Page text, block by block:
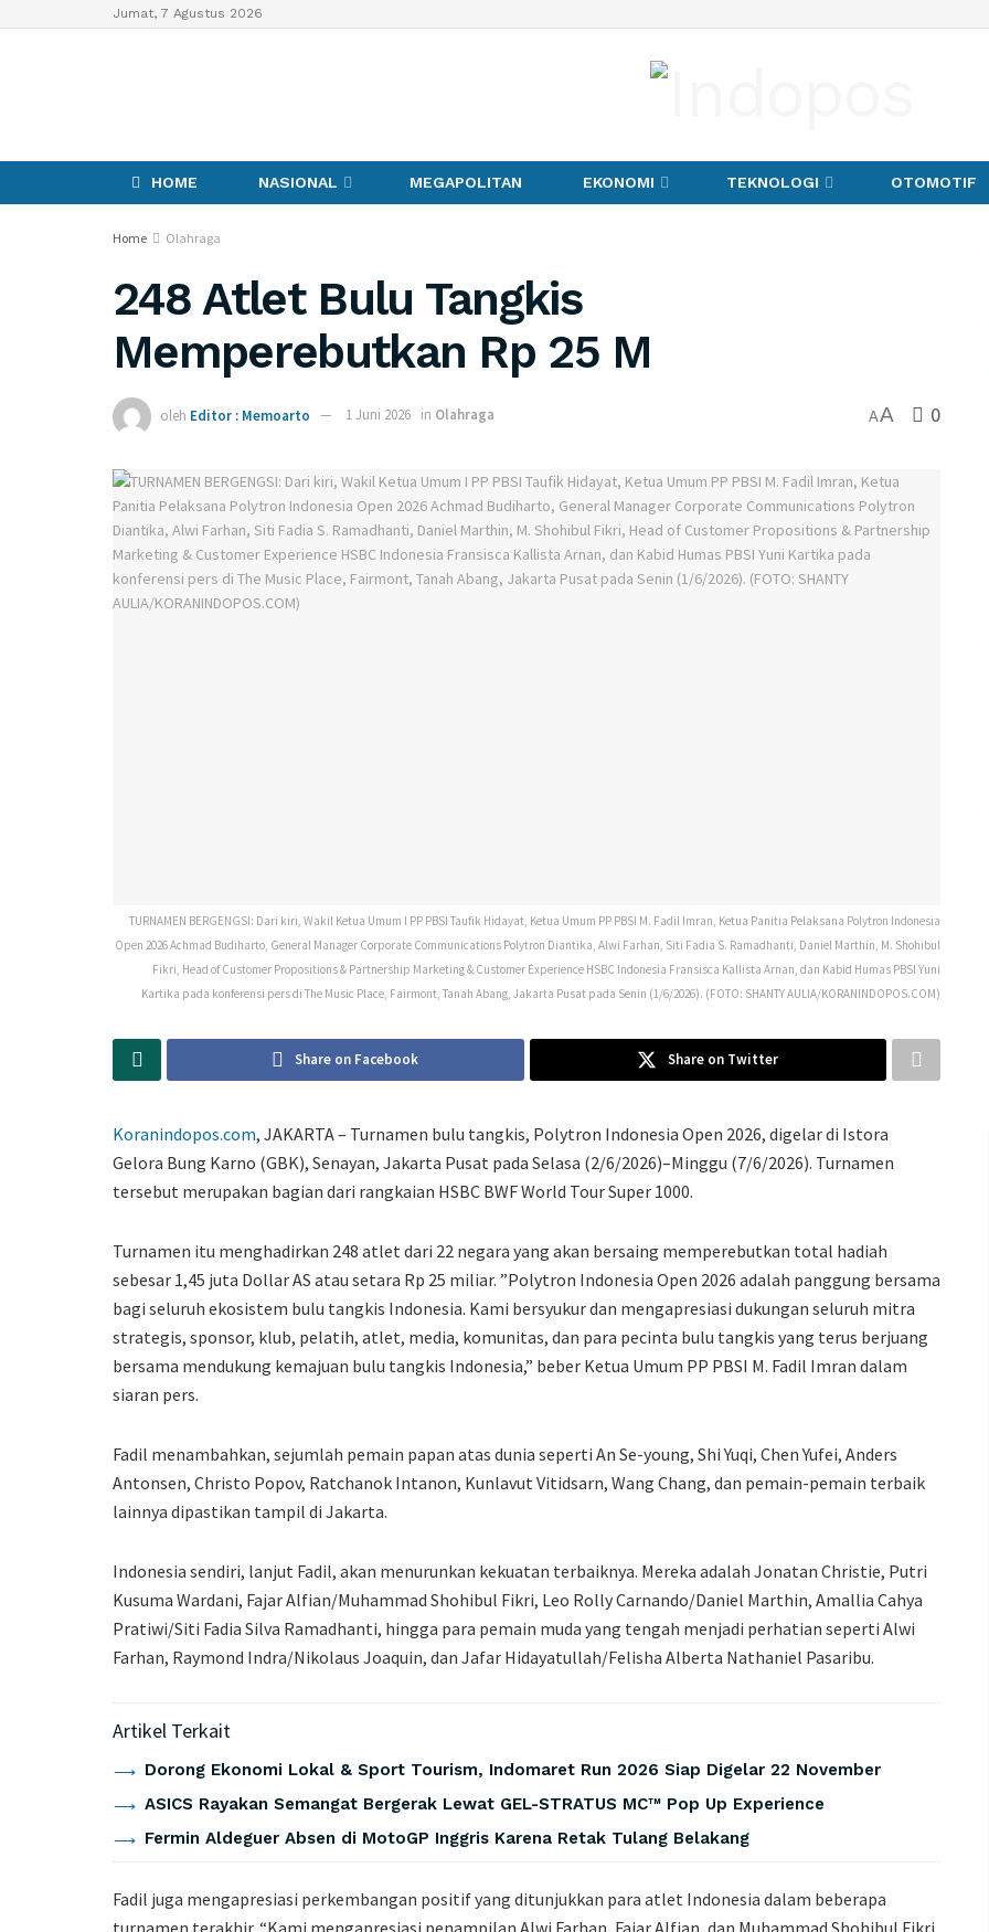
Jumat, 7 Agustus 2026
HOME NASIONAL MEGAPOLITAN EKONOMI TEKNOLOGI OTOMOTIF
Home Olahraga
248 Atlet Bulu Tangkis
Memperebutkan Rp 25 M
oleh Editor : Memoarto 1 Juni 2026 in Olahraga AA 0
TURNAMEN BERGENGSI: Dari kiri, Wakil Ketua Umum I PP PBSI Taufik Hidayat, Ketua Umum PP PBSI M. Fadil Imran, Ketua Panitia Pelaksana Polytron Indonesia
Open 2026 Achmad Budiharto, General Manager Corporate Communications Polytron Diantika, Alwi Farhan, Siti Fadia S. Ramadhanti, Daniel Marthin, M. Shohibul
Fikri, Head of Customer Propositions & Partnership Marketing & Customer Experience HSBC Indonesia Fransisca Kallista Arnan, dan Kabid Humas PBSI Yuni
Kartika pada konferensi pers di The Music Place, Fairmont, Tanah Abang, Jakarta Pusat pada Senin (1/6/2026). (FOTO: SHANTY AULIA/KORANINDOPOS.COM)
Share on Facebook Share on Twitter
Koranindopos.com, JAKARTA – Turnamen bulu tangkis, Polytron Indonesia Open 2026, digelar di Istora
Gelora Bung Karno (GBK), Senayan, Jakarta Pusat pada Selasa (2/6/2026)–Minggu (7/6/2026). Turnamen
tersebut merupakan bagian dari rangkaian HSBC BWF World Tour Super 1000.
Turnamen itu menghadirkan 248 atlet dari 22 negara yang akan bersaing memperebutkan total hadiah
sebesar 1,45 juta Dollar AS atau setara Rp 25 miliar. ”Polytron Indonesia Open 2026 adalah panggung bersama
bagi seluruh ekosistem bulu tangkis Indonesia. Kami bersyukur dan mengapresiasi dukungan seluruh mitra
strategis, sponsor, klub, pelatih, atlet, media, komunitas, dan para pecinta bulu tangkis yang terus berjuang
bersama mendukung kemajuan bulu tangkis Indonesia,” beber Ketua Umum PP PBSI M. Fadil Imran dalam
siaran pers.
Fadil menambahkan, sejumlah pemain papan atas dunia seperti An Se-young, Shi Yuqi, Chen Yufei, Anders
Antonsen, Christo Popov, Ratchanok Intanon, Kunlavut Vitidsarn, Wang Chang, dan pemain-pemain terbaik
lainnya dipastikan tampil di Jakarta.
Indonesia sendiri, lanjut Fadil, akan menurunkan kekuatan terbaiknya. Mereka adalah Jonatan Christie, Putri
Kusuma Wardani, Fajar Alfian/Muhammad Shohibul Fikri, Leo Rolly Carnando/Daniel Marthin, Amallia Cahya
Pratiwi/Siti Fadia Silva Ramadhanti, hingga para pemain muda yang tengah menjadi perhatian seperti Alwi
Farhan, Raymond Indra/Nikolaus Joaquin, dan Jafar Hidayatullah/Felisha Alberta Nathaniel Pasaribu.
Artikel Terkait
Dorong Ekonomi Lokal & Sport Tourism, Indomaret Run 2026 Siap Digelar 22 November
ASICS Rayakan Semangat Bergerak Lewat GEL-STRATUS MC™ Pop Up Experience
Fermin Aldeguer Absen di MotoGP Inggris Karena Retak Tulang Belakang
Fadil juga mengapresiasi perkembangan positif yang ditunjukkan para atlet Indonesia dalam beberapa